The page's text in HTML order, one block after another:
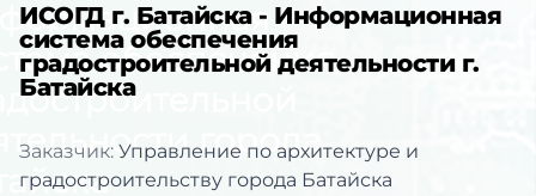
ИСОГД г. Батайска - Информационная
система обеспечения
градостроительной деятельности г.
Батайска
Заказчик: Управление по архитектуре и
градостроительству города Батайска